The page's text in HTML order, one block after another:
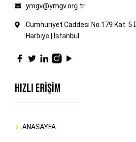
ymgv@ymgv.org.tr
Cumhuriyet Caddesi No.179 Kat: 5
Harbiye | İstanbul
HIZLI ERİŞİM
ANASAYFA